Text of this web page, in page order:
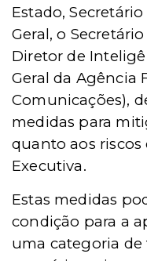
Estado,
Geral, o
Diretor de
Geral da Agência
Comunicações),
medidas para
quanto aos riscos
Executiva.
Estas medidas
condição para a
uma categoria de